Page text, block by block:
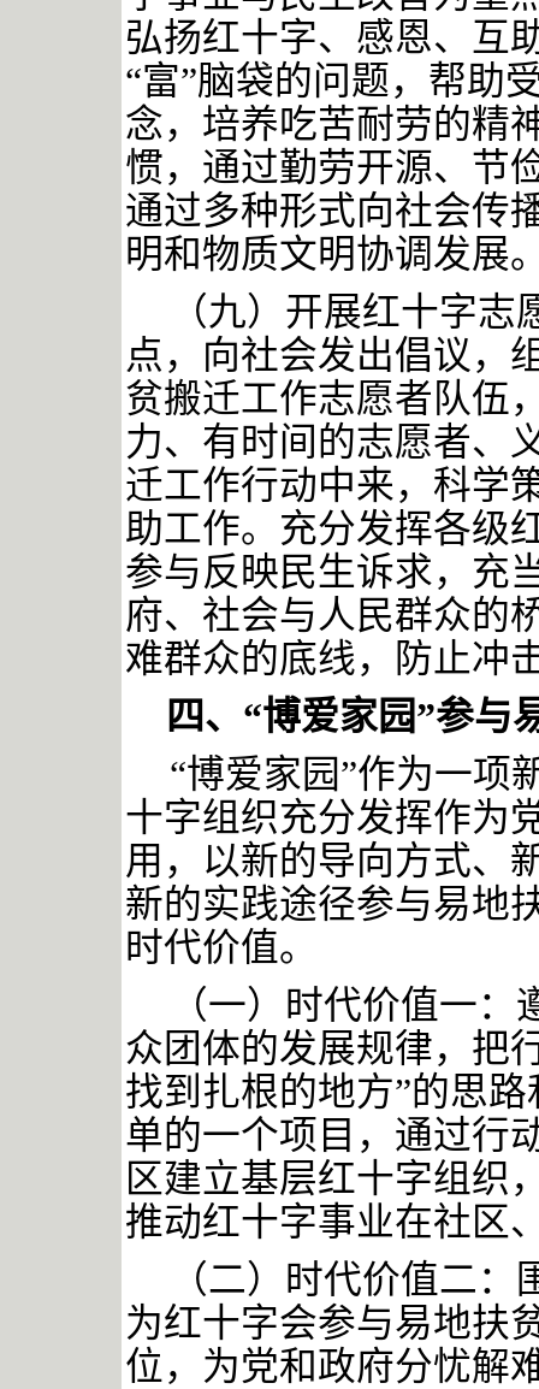
弘扬红十字、感恩、互
“富”脑袋的问题，帮助
念，培养吃苦耐劳的精
惯，通过勤劳开源、节
通过多种形式向社会传
明和物质文明协调发展
（九）开展红十字
点，向社会发出倡议，
贫搬迁工作志愿者队伍
力、有时间的志愿者、
迁工作行动中来，科学
助工作。充分发挥各级
参与反映民生诉求，充
府、社会与人民群众的
难群众的底线，防止冲
四、 “博爱家园”参与
“博爱家园”作为一项
十字组织充分发挥作为
用，以新的导向方式、
新的实践途径参与易地
时代价值。
（一）时代价值一
众团体的发展规律，把
找到扎根的地方”的思
单的一个项目，通过行
区建立基层红十字组织
推动红十字事业在社区
（二）时代价值二
为红十字会参与易地扶
位，为党和政府分忧解